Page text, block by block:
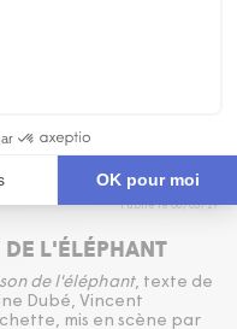
Publié le 06/03/19
L'ÉLÉPHANT
de l'éléphant, texte de
Dubé, Vincent
mis en scène par